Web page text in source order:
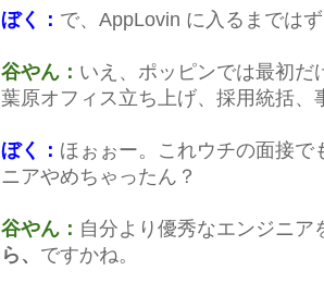
ぼく： で、AppLovin に入るまでは
谷やん： いえ、ポッピンでは最初だ
葉原オフィス立ち上げ、採用統括、
ぼく： ほぉぉー。これウチの面接
ニアやめちゃったん？
谷やん： 自分より優秀なエンジニア
ら、 ですかね。